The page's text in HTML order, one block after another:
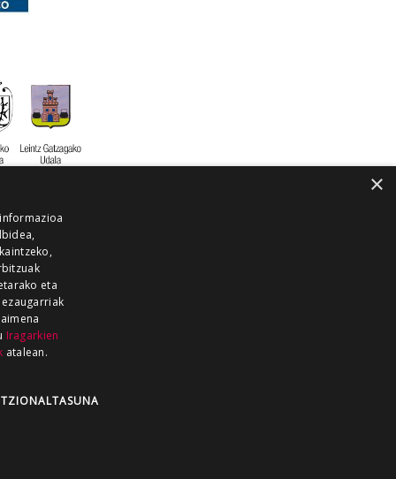
GUKA
GUKA ZUMAIA GUKA
×
eta
Iragarkien
atalean.